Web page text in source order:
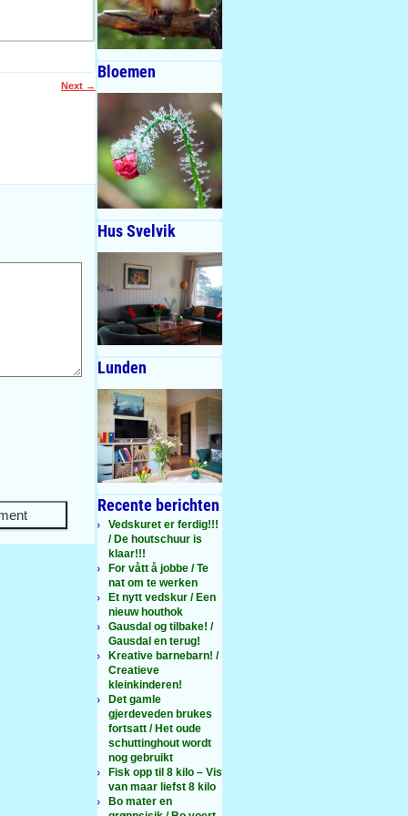
Next →
Bloemen
Hus Svelvik
Lunden
Recente berichten
Vedskuret er ferdig!!!
/ De houtschuur is
klaar!!!
For vått å jobbe / Te
nat om te werken
Et nytt vedskur / Een
nieuw houthok
Gausdal og tilbake! /
Gausdal en terug!
Kreative barnebarn! /
Creatieve
kleinkinderen!
Det gamle
gjerdeveden brukes
fortsatt / Het oude
schuttinghout wordt
nog gebruikt
Fisk opp til 8 kilo – Vis
van maar liefst 8 kilo
Bo mater en